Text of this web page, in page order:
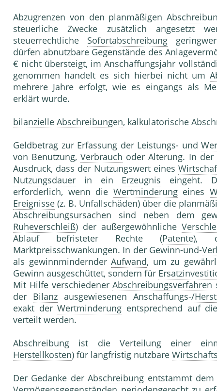
Abzugrenzen von den planmäßigen
steuerliche Zwecke zusätzlich angesetzt
steuerrechtliche Sofortabschreibung
dürfen abnutzbare Gegenstände des
€ nicht übersteigt, im Anschaffungsjahr
genommen handelt es sich hierbei nicht um
mehrere Jahre erfolgt, wie es eingangs als
erklärt wurde.
bilanzielle Abschreibungen, kalkulatorische
Geldbetrag zur Erfassung der Leistungs- und
von Benutzung,Verbrauch oder Alterung. In
Ausdruck, dass der Nutzungswert eines
Nutzungsdauer in ein Erzeugnis eingeht.
erforderlich, wenn die Wertminderungeines
Ereignisse (z. B. Unfallschäden) über die
Abschreibungsursachen sind neben dem
Ruheverschleiß) der außergewöhnliche
Ablauf befristeter Rechte (Patente),
Marktpreisschwankungen. In der Gewinn-und-
als gewinnmindernder Aufwand, um zu
Gewinn ausgeschüttet, sondern für
Mit Hilfe verschiedenerAbschreibungsverfahren
der Bilanz ausgewiesenen Anschaffungs-/
exakt derWertminderung entsprechend auf
verteilt werden.
Abschreibung ist die Verteilungeiner
Herstellkosten) für langfristig nutzbare
Der Gedanke derAbschreibung entstammt